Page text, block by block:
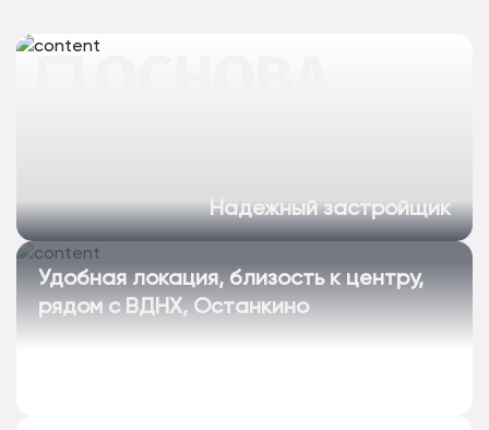
Надежный застройщик
Удобная локация, близость к центру,
рядом с ВДНХ, Останкино